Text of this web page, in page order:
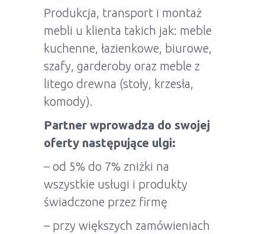
Produkcja, transport i montaż
mebli u klienta takich jak: meble
kuchenne, łazienkowe, biurowe,
szafy, garderoby oraz meble z
litego drewna (stoły, krzesła,
komody).
Partner wprowadza do swojej
oferty następujące ulgi:
– od 5% do 7% zniżki na
wszystkie usługi i produkty
świadczone przez firmę
– przy większych zamówieniach